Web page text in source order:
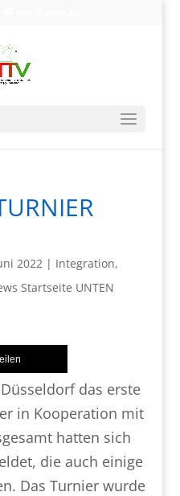
2022| Integration,
Startseite UNTEN
das erste
in Kooperation mit
hatten sich
die auch einige
Das Turnier wurde